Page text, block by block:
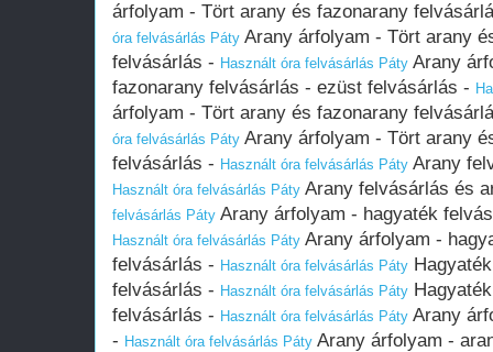
árfolyam - Tört arany és fazonarany
óra felvásárlás Páty Arany árfolyam - Tört arany
felvásárlás - Használt óra felvásárlás Páty Arany
fazonarany felvásárlás - ezüst felvásárlás -
árfolyam - Tört arany és fazonarany
óra felvásárlás Páty Arany árfolyam - Tört arany
felvásárlás - Használt óra felvásárlás Páty Arany
Használt óra felvásárlás Páty Arany felvásárlás és
felvásárlás Páty Arany árfolyam - hagyaték
Használt óra felvásárlás Páty Arany árfolyam -
felvásárlás - Használt óra felvásárlás Páty
felvásárlás - Használt óra felvásárlás Páty
felvásárlás - Használt óra felvásárlás Páty Arany
- Használt óra felvásárlás Páty Arany árfolyam -